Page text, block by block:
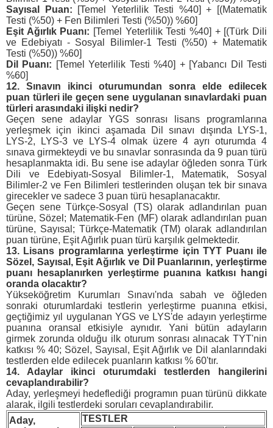
Sayısal Puan:
[Temel Yeterlilik Testi %40] + [(Matematik
Testi (%50) + Fen Bilimleri Testi (%50)) %60]
Eşit Ağırlık Puanı: [Temel Yeterlilik Testi %40] + [(Türk Dili
ve Edebiyatı - Sosyal Bilimler-1 Testi (%50) + Matematik
Testi (%50)) %60]
Dil Puanı: [Temel Yeterlilik Testi %40] + [Yabancı Dil Testi
%60]
12. Sınavın ikinci oturumundan sonra elde edilecek
puan türleri ile geçen sene uygulanan sınavlardaki puan
türleri arasındaki ilişki nedir?
Geçen sene adaylar YGS sonrası lisans programlarına
yerleşmek için ikinci aşamada Dil sınavı dışında LYS-1,
LYS-2, LYS-3 ve LYS-4 olmak üzere 4 ayrı oturumda 4
sınava girmekteydi ve bu sınavlar sonrasında da 9 puan türü
hesaplanmakta idi. Bu sene ise adaylar öğleden sonra Türk
Dili ve Edebiyatı-Sosyal Bilimler-1, Matematik, Sosyal
Bilimler-2 ve Fen Bilimleri testlerinden oluşan tek bir sınava
girecekler ve sadece 3 puan türü hesaplanacaktır.
Geçen sene Türkçe-Sosyal (TS) olarak adlandırılan puan
türüne, Sözel; Matematik-Fen (MF) olarak adlandırılan puan
türüne, Sayısal; Türkçe-Matematik (TM) olarak adlandırılan
puan türüne, Eşit Ağırlık puan türü karşılık gelmektedir.
13. Lisans programlarına yerleştirme için TYT Puanı ile
Sözel, Sayısal, Eşit Ağırlık ve Dil Puanlarının, yerleştirme
puanı hesaplanırken yerleştirme puanına katkısı hangi
oranda olacaktır?
Yükseköğretim Kurumları Sınavı'nda sabah ve öğleden
sonraki oturumlardaki testlerin yerleştirme puanına etkisi,
geçtiğimiz yıl uygulanan YGS ve LYS'de adayın yerleştirme
puanına oransal etkisiyle aynıdır. Yani bütün adayların
girmek zorunda olduğu ilk oturum sonrası alınacak TYT'nin
katkısı % 40; Sözel, Sayısal, Eşit Ağırlık ve Dil alanlarındaki
testlerden elde edilecek puanların katkısı % 60'tır.
14. Adaylar ikinci oturumdaki testlerden hangilerini
cevaplandırabilir?
Aday, yerleşmeyi hedeflediği programın puan türünü dikkate
alarak, ilgili testlerdeki soruları cevaplandırabilir.
Aday,
TESTLER